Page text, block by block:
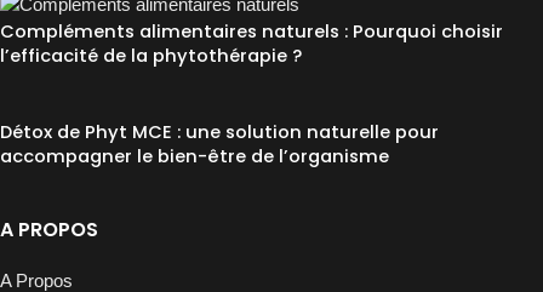
Compléments alimentaires naturels : Pourquoi choisir
l’efficacité de la phytothérapie ?
Détox de Phyt MCE : une solution naturelle pour
accompagner le bien-être de l’organisme
A PROPOS
A Propos